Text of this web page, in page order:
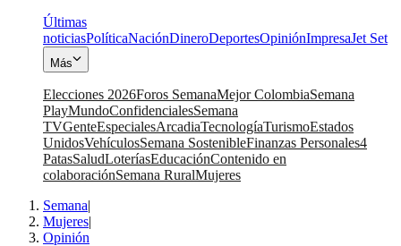
Últimas
noticiasPolíticaNaciónDineroDeportesOpiniónImpresaJet Set
Más
Elecciones 2026Foros SemanaMejor ColombiaSemana
PlayMundoConfidencialesSemana
TVGenteEspecialesArcadiaTecnologíaTurismoEstados
UnidosVehículosSemana SostenibleFinanzas Personales4
PatasSaludLoteríasEducaciónContenido en
colaboraciónSemana RuralMujeres
Semana|
Mujeres|
Opinión